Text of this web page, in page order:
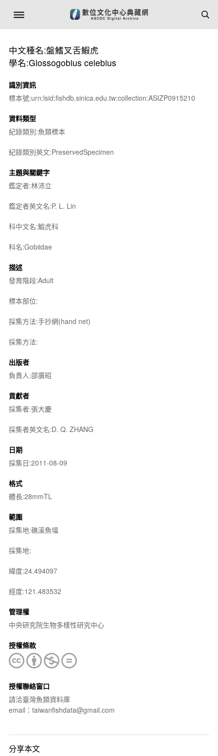
中文種名:盤鰭叉舌鰕虎
學名:Glossogobius celebius
識別資訊
標本號:urn:lsid:fishdb.sinica.edu.tw:collection:ASIZP0915210
資料類型
紀錄類別:魚類標本
紀錄類別英文:PreservedSpecimen
主題與關鍵字
鑑定者:林沛立
鑑定者英文名:P. L. Lin
科中文名:鰕虎科
科名:Gobiidae
描述
發育階段:Adult
標本部位:
採集方法:手抄網(hand net)
採集方法:
出版者
負責人:邵廣昭
貢獻者
採集者:張大慶
採集者英文名:D. Q. ZHANG
日期
採集日:2011-08-09
格式
體長:28mmTL
範圍
採集地:礁溪魚塭
採集地:
緯度:24.494097
經度:121.483532
管理權
中央研究院生物多樣性研究中心
授權條款
授權聯絡窗口
請洽臺灣魚類資料庫
email：taiwanfishdata@gmail.com
分享本文